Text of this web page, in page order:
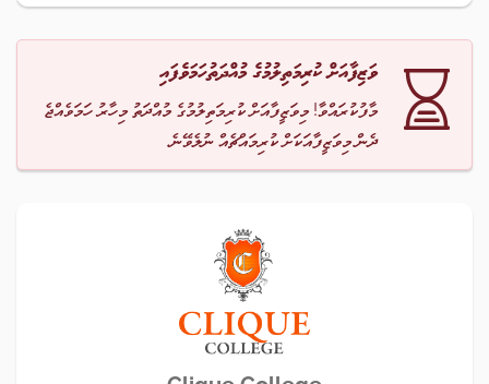
ވަޒިފާއަށް ކުރިމަތިލުމުގެ މުއްދަތުހަމަވެފައި
މާފުކުރައްވާ! މިވަޒީފާއަށް ކުރިމަތިލުމުގެ މުއްދަތު މިހާރު ހަމަވެއްޖެ
ދެން މިވަޒީފާއަކަށް ކުރިމައްޗެއް ނުލެވޭނެ.